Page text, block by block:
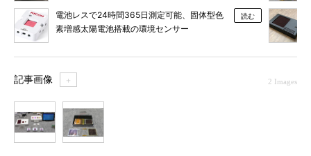
電池レスで24時間365日測定可能、固体型色
素増感太陽電池搭載の環境センサー
読む
記事画像 ＋ 2 Images